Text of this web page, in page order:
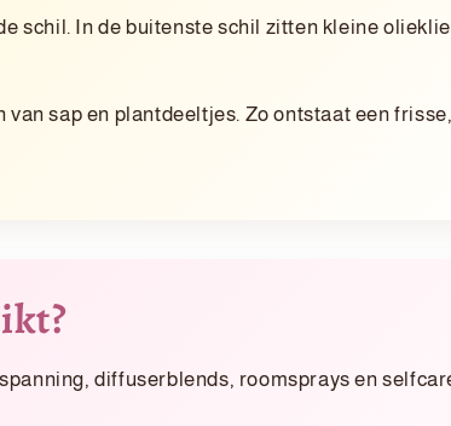
schil. In de buitenste schil zitten kleine
sap en plantdeeltjes. Zo ontstaat een
diffuserblends, roomsprays en